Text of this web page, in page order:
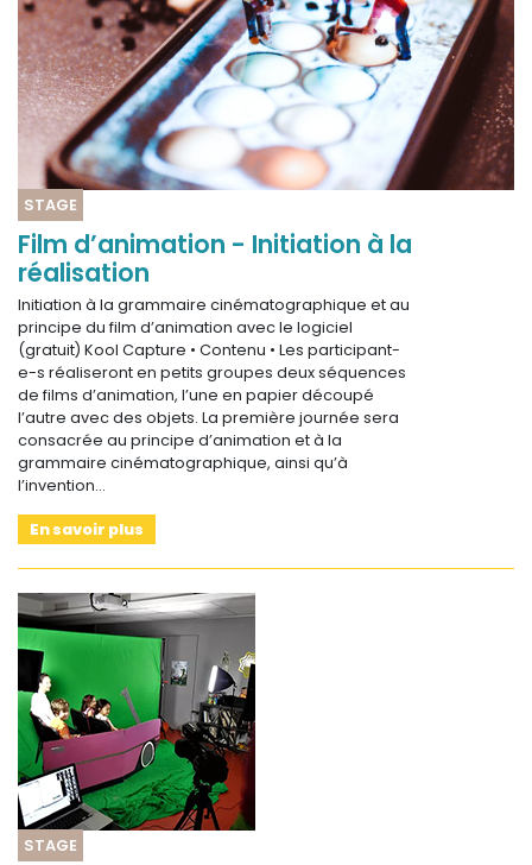
STAGE
Film d’animation - Initiation à la
réalisation
Initiation à la grammaire cinématographique et au
principe du film d’animation avec le logiciel
(gratuit) Kool Capture • Contenu • Les participant-
e-s réaliseront en petits groupes deux séquences
de films d’animation, l’une en papier découpé
l’autre avec des objets. La première journée sera
consacrée au principe d’animation et à la
grammaire cinématographique, ainsi qu’à
l’invention…
En savoir plus
STAGE